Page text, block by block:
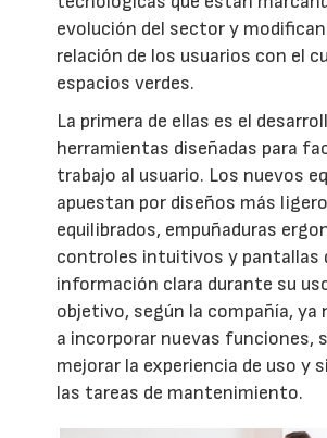
evolución del sector y
relación de los usuarios con el
espacios verdes.
La primera de ellas es el
herramientas diseñadas para
trabajo al usuario. Los nuevos
apuestan por diseños más
equilibrados, empuñaduras
controles intuitivos y pantallas
información clara durante su
objetivo, según la compañía, ya
a incorporar nuevas funciones,
mejorar la experiencia de uso y
las tareas de mantenimiento.